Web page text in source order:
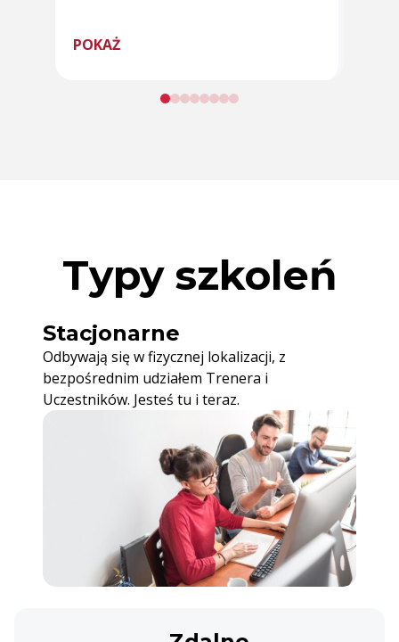
POKAŻ
Typy szkoleń
Stacjonarne
Odbywają się w fizycznej lokalizacji, z
bezpośrednim udziałem Trenera i
Uczestników. Jesteś tu i teraz.